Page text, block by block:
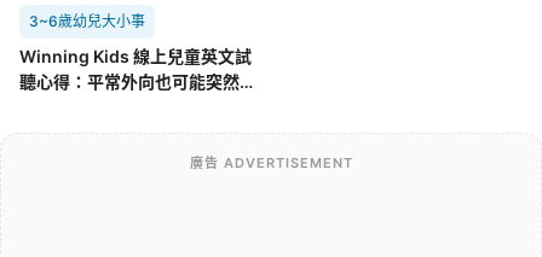
3~6歲幼兒大小事
Winning Kids 線上兒童英文試
聽心得：平常外向也可能突然不
實反應
廣告 ADVERTISEMENT